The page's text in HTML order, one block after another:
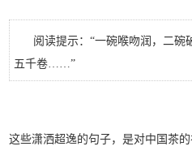
阅读提示：“一碗喉吻润，二碗
五千卷……”
这些潇洒超逸的句子，是对中国茶